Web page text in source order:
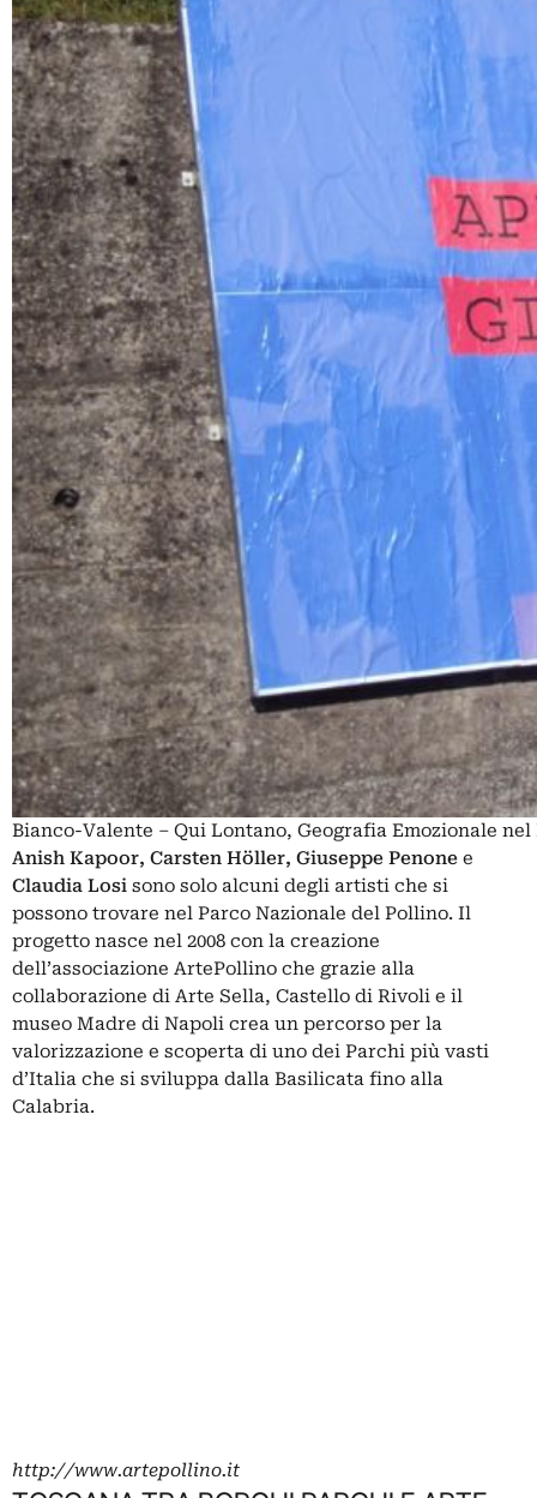
Bianco-Valente – Qui Lontano, Geografia Emozionale
Anish Kapoor, Carsten Höller, Giuseppe Penone e
Claudia Losi sono solo alcuni degli artisti che si
possono trovare nel Parco Nazionale del Pollino. Il
progetto nasce nel 2008 con la creazione
dell’associazione ArtePollino che grazie alla
collaborazione di Arte Sella, Castello di Rivoli e il
museo Madre di Napoli crea un percorso per la
valorizzazione e scoperta di uno dei Parchi più vasti
d’Italia che si sviluppa dalla Basilicata fino alla
Calabria.
http://www.artepollino.it